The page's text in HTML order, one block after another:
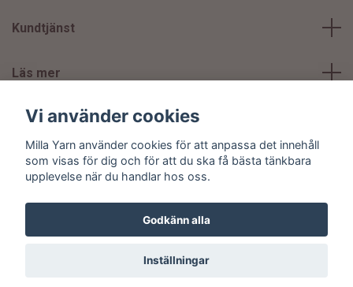
Kundtjänst
Läs mer
Sociala medier
© 2026 Milla Yarn
Vi använder cookies
Milla Yarn använder cookies för att anpassa det innehåll
som visas för dig och för att du ska få bästa tänkbara
upplevelse när du handlar hos oss.
Godkänn alla
Inställningar